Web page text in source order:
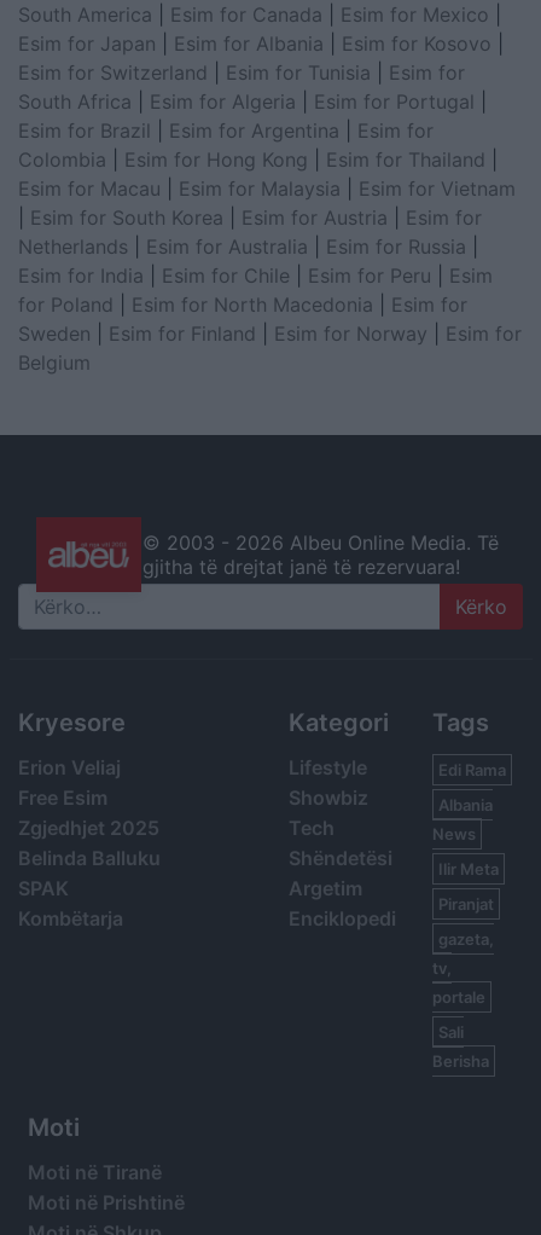
South America
Esim for Canada Esim for Mexico
Esim for Japan
Esim for Albania Esim for Kosovo
Esim for Switzerland
Esim for Tunisia
Esim for
South Africa
Esim for Algeria Esim for Portugal
Esim for Brazil
Esim for Argentina
Esim for
Colombia
Esim for Hong Kong Esim for Thailand
Esim for Macau
Esim for Malaysia
Esim for Vietnam
Esim for South Korea Esim for Austria
Esim for
Netherlands
Esim for Australia Esim for Russia
Esim for India
Esim for Chile Esim for Peru
Esim
for Poland
Esim for North Macedonia
Esim for
Sweden
Esim for Finland Esim for Norway
Esim for
Belgium
© 2003 - 2026 Albeu Online Media. Të
gjitha të drejtat janë të rezervuara!
Search
Kryesore
Erion Veliaj
Free Esim
Zgjedhjet 2025
Belinda Balluku
SPAK
Kombëtarja
Kategori
Lifestyle
Showbiz
Tech
Shëndetësi
Argetim
Enciklopedi
Tags
Edi Rama
Albania
News
Ilir Meta
Piranjat
gazeta,
tv,
portale
Sali
Berisha
Moti
Moti në Tiranë
Moti në Prishtinë